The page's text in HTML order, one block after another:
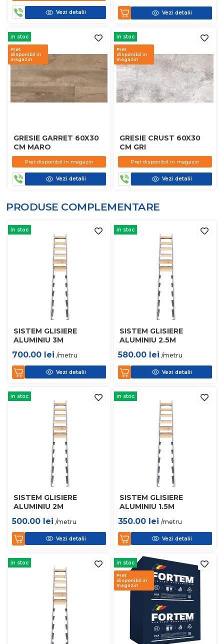
Vezi detalii Vezi detalii
in stoc
Pret
disponibil in
magazin
GRESIE GARRET 60X30
CM MARO
Pret disponibil in magazin
Vezi detalii
in stoc
Pret
disponibil in
magazin
GRESIE CRUST 60X30
CM GRI
Pret disponibil in magazin
Vezi detalii
PRODUSE COMPLEMENTARE
in stoc
SISTEM GLISIERE
ALUMINIU 3M
700.00 lei /metru
Vezi detalii
in stoc
SISTEM GLISIERE
ALUMINIU 2.5M
580.00 lei /metru
Vezi detalii
in stoc
SISTEM GLISIERE
ALUMINIU 2M
500.00 lei /metru
Vezi detalii
in stoc
SISTEM GLISIERE
ALUMINIU 1.5M
350.00 lei /metru
Vezi detalii
in stoc in stoc
Pret
disponibil in
magazin